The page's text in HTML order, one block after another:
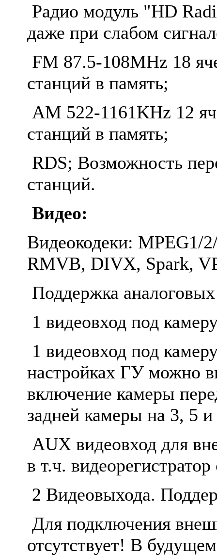
Радио модуль "HD
даже при слабом
FM 87.5-108MHz 18
станций в память;
AM 522-1161KHz 12
станций в память;
RDS​; Возможность
станций.
Видео:
Видеокодеки: MPEG1/
RMVB, DIVX, Spark,
Поддержка
1 видеовход под
1 видеовход под
настройках ГУ можно
включение камеры
задней камеры на 3, 5
AUX видеовход для
в т.ч.
2 Видеовыхода.
Для подключения
отсутствует! В